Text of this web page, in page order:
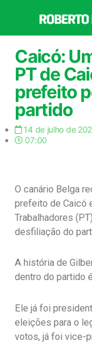
o
conteúdo
Caicó:
PT de
prefeito
partido
14 de julho de
07:00
O canário Belga
prefeito de Caicó
Trabalhadores
desfiliação do
A história de
dentro do partido
Ele já foi
eleições para o
votos, já foi vice-